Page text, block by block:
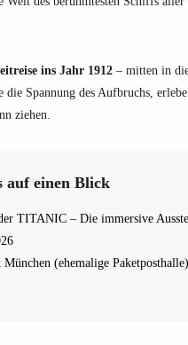
ins Jahr 1912 – mitten in
Spannung des Aufbruchs,
ziehen.
auf einen Blick
TITANIC – Die immersive
München (ehemalige Paketposthalle)